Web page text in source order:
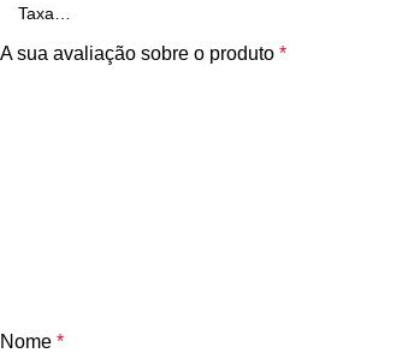
A sua avaliação sobre o produto *
Nome *